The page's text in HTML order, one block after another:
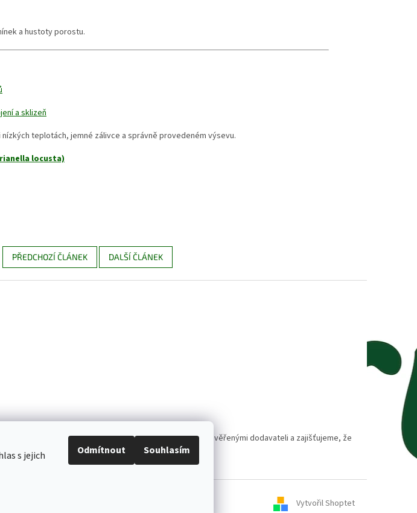
s jejich
Odmítnout Souhlasím
a hustoty porostu.
a sklizeň
teplotách, jemné zálivce a správně provedeném výsevu.
locusta)
PŘEDCHOZÍ ČLÁNEK DALŠÍ ČLÁNEK
aby byly zdravé a bez škůdců 🐛. Spolupracujeme s prověřenými dodavateli a zajišťujeme, že
Vytvořil Shoptet